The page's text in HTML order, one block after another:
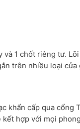
1 chốt riêng tư.
trên nhiều loại cửa
khẩn cấp qua cổng
hợp với mọi